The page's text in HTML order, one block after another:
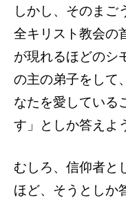
しかし、そのまご
全キリスト教会の
が現れるほどのシ
の主の弟子をして
なたを愛している
す」としか答えよ
むしろ、信仰者と
ほど、そうとしか